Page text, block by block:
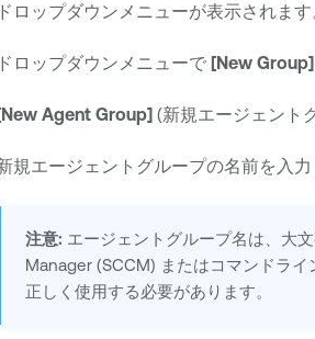
ドロップダウンメニューが表示されます
ドロップダウンメニューで [New Group]
Agent Group](新規エージェント
規エージェントグループの名前を入力
注意: エージェントグループ名は、大
Manager (SCCM) またはコマンドラ
正しく使用する必要があります。